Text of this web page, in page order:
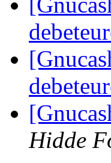
Hidde